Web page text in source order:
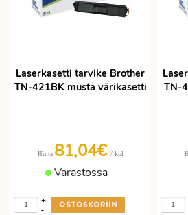
Laserkasetti tarvike Brother
TN-421BK musta värikasetti
Hinta 81,04€ / kpl
Varastossa
-
+
TN-